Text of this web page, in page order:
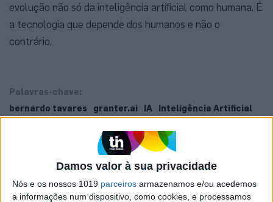
Damos valor à sua privacidade
Nós e os nossos 1019 parceiros armazenamos e/ou acedemos
a informações num dispositivo, como cookies, e processamos
evolução não só da inteligência artificial como humana. É
a tecnologia que depende dos humanos e não o
contrário.
Palavras-chave:
bernardo tavares
granter.ai IA
Inteligência Artificial